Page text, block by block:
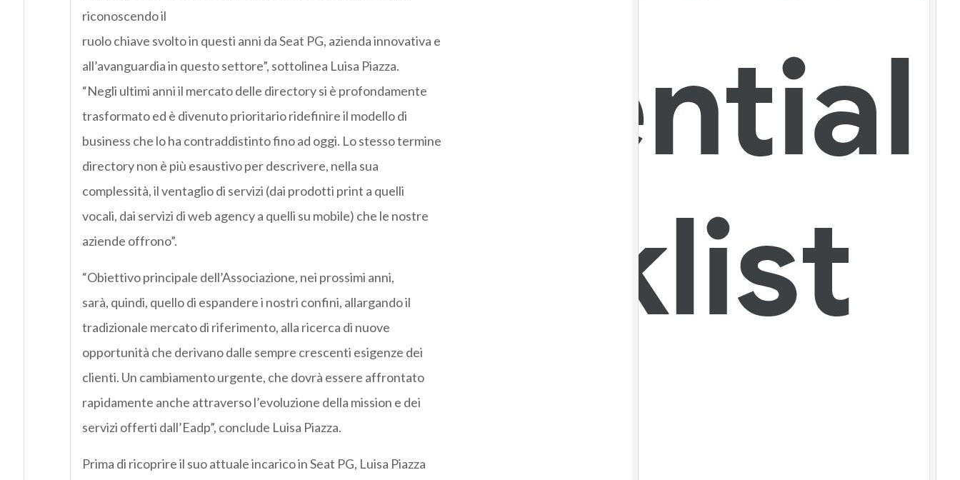
riconoscendo il
ruolo chiave svolto in questi anni da Seat PG, azienda innovativa e
all’avanguardia in questo settore”, sottolinea Luisa Piazza.
“Negli ultimi anni il mercato delle directory si è profondamente
trasformato ed è divenuto prioritario ridefinire il modello di
business che lo ha contraddistinto fino ad oggi. Lo stesso termine
directory non è più esaustivo per descrivere, nella sua
complessità, il ventaglio di servizi (dai prodotti print a quelli
vocali, dai servizi di web agency a quelli su mobile) che le nostre
aziende offrono”.
“Obiettivo principale dell’Associazione, nei prossimi anni,
sarà, quindi, quello di espandere i nostri confini, allargando il
tradizionale mercato di riferimento, alla ricerca di nuove
opportunità che derivano dalle sempre crescenti esigenze dei
clienti. Un cambiamento urgente, che dovrà essere affrontato
rapidamente anche attraverso l’evoluzione della mission e dei
servizi offerti dall’Eadp”, conclude Luisa Piazza.
Prima di ricoprire il suo attuale incarico in Seat PG, Luisa Piazza